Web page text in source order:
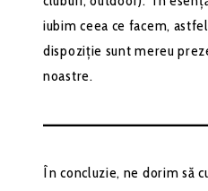
iubim ceea ce facem,
dispoziție sunt mereu
noastre.
În concluzie, ne dorim să